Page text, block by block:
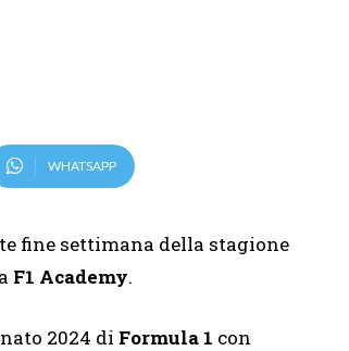
WHATSAPP
fine settimana della stagione
F1 Academy.
2024 di Formula 1 con